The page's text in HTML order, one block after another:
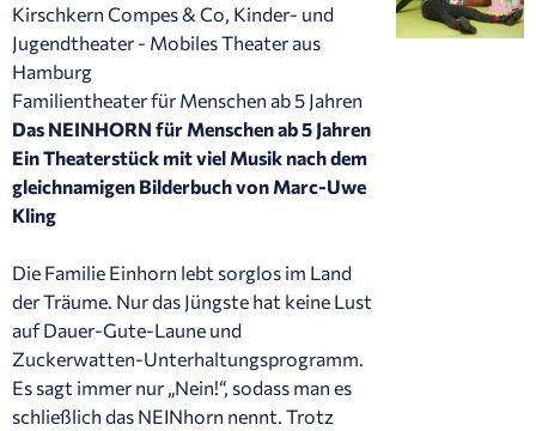
Kirschkern Compes & Co, Kinder- und
Jugendtheater - Mobiles Theater aus
Hamburg
Familientheater für Menschen ab 5 Jahren
Das NEINHORN für Menschen ab 5 Jahren
Ein Theaterstück mit viel Musik nach dem
gleichnamigen Bilderbuch von Marc-Uwe
Kling
Die Familie Einhorn lebt sorglos im Land
der Träume. Nur das Jüngste hat keine Lust
auf Dauer-Gute-Laune und
Zuckerwatten-Unterhaltungsprogramm.
Es sagt immer nur „Nein!“, sodass man es
schließlich das NEINhorn nennt. Trotz